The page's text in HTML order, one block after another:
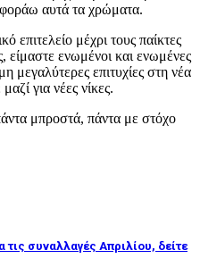
αυτά τα χρώματα.
επιτελείο μέχρι τους παίκτες
είμαστε ενωμένοι και ενωμένες
μεγαλύτερες επιτυχίες στη νέα
για νέες νίκες.
μπροστά, πάντα με στόχο
συναλλαγές Απριλίου, δείτε